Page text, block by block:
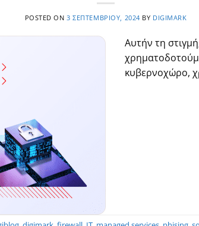
POSTED ON3 ΣΕΠΤΕΜΒΡΊΟΥ, 2024 BY DIGIMARK
Αυτήν τη
κυβερνοχώρο,